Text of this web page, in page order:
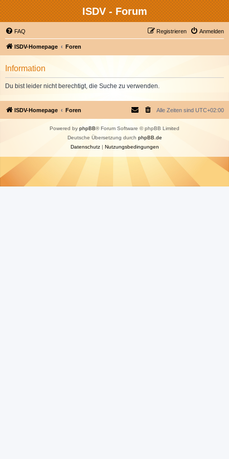
ISDV - Forum
FAQ Anmelden
Registrieren
ISDV-Homepage Foren
Information
Du bist leider nicht berechtigt, die Suche zu verwenden.
ISDV-Homepage Foren Alle Zeiten sind UTC+02:00
Powered by phpBB® Forum Software © phpBB Limited
Deutsche Übersetzung durch phpBB.de
Datenschutz| Nutzungsbedingungen